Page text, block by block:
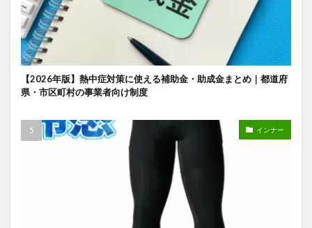
【2026年版】熱中症対策に使える補助金・助成金まとめ｜都道府
県・市区町村の事業者向け制度
インナー